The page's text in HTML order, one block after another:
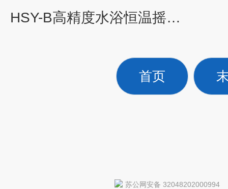
HSY-B高精度水浴恒温摇床（双功能）
首页
苏公网安备 32048202000994